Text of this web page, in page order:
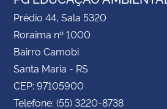
Prédio 44, Sala 5320
Roraima nº 1000
Bairro Camobi
Santa Maria - RS
CEP: 97105900
Telefone: (55) 3220-8738